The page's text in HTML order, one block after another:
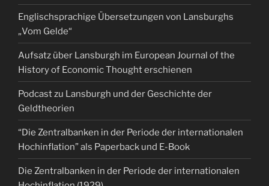
Englischsprachige Übersetzungen von Lansburghs
„Vom Gelde“
Aufsatz über Lansburgh im European Journal of the
History of Economic Thought erschienen
Podcast zu Lansburgh und der Geschichte der
Geldtheorien
“Die Zentralbanken in der Periode der internationalen
Hochinflation” als Paperback und E-Book
Die Zentralbanken in der Periode der internationalen